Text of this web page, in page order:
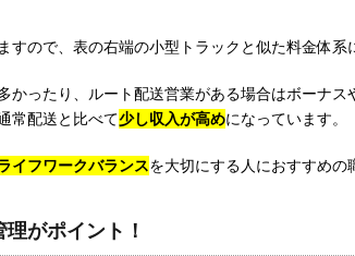
ので、表の右端の小型トラックと似た料金体系
かったり、ルート配送営業がある場合はボーナス
常配送と比べて少し収入が高めになっています。
イフワークバランスを大切にする人におすすめの
がポイント！